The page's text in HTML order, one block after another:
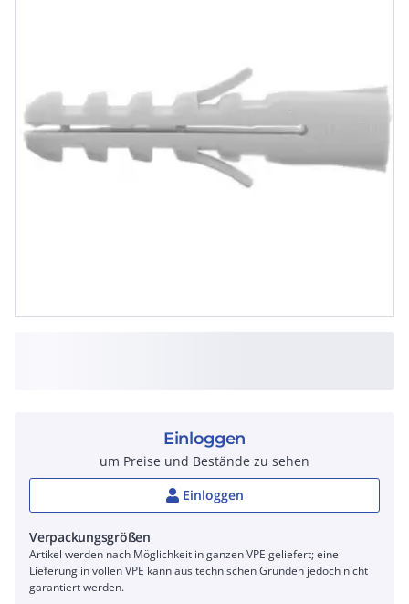
Einloggen
um Preise und Bestände zu sehen
Einloggen
Verpackungsgrößen
Artikel werden nach Möglichkeit in ganzen VPE geliefert; eine
Lieferung in vollen VPE kann aus technischen Gründen jedoch nicht
garantiert werden.